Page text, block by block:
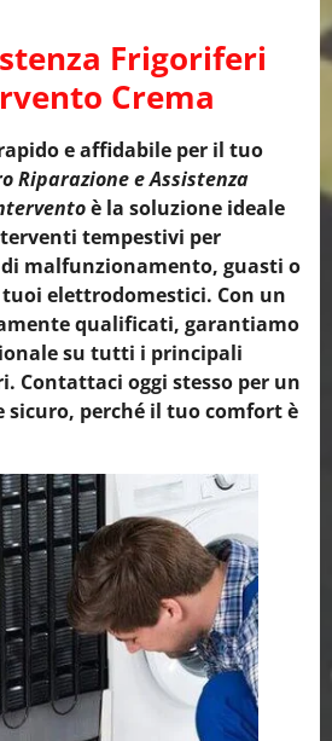
Frigoriferi
Crema
e affidabile per il tuo
Riparazione e Assistenza
è la soluzione ideale
tempestivi per
malfunzionamento, guasti o
elettrodomestici. Con un
qualificati, garantiamo
su tutti i principali
Contattaci oggi stesso per un
sicuro, perché il tuo comfort è